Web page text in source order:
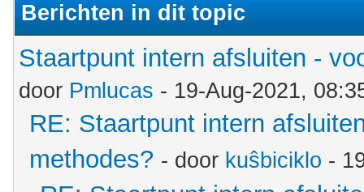
Berichten in dit topic
Staartpunt intern afsluiten -
door Pmlucas - 19-Aug-2021,
RE: Staartpunt intern
methodes? - door kuŝbiciklo -